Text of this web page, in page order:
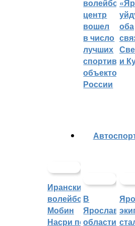
центр
вошел
в число
лучших
спортивных
объектов
России
оба
и
Иранский
волейболист
Мобин
Насри покинет
В
области